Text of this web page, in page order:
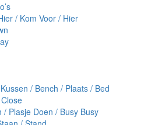
/ Kom Voor / Hier
/ Bench / Plaats / Bed
/ Plasje Doen / Busy Busy